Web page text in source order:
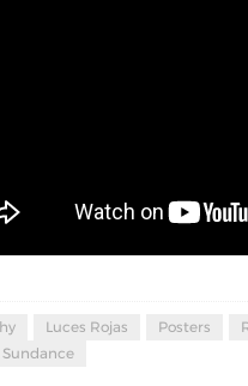
Luces Rojas Posters
Sundance